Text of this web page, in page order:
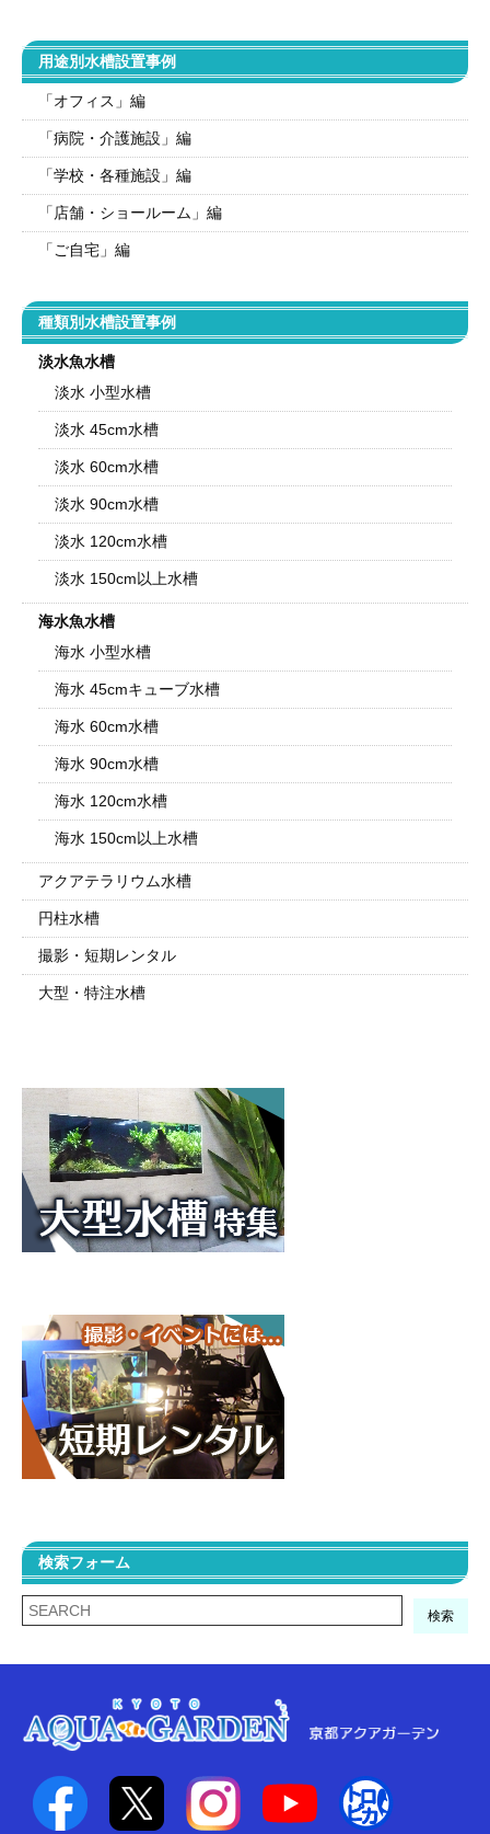
用途別水槽設置事例
「オフィス」編
「病院・介護施設」編
「学校・各種施設」編
「店舗・ショールーム」編
「ご自宅」編
種類別水槽設置事例
淡水魚水槽
淡水 小型水槽
淡水 45cm水槽
淡水 60cm水槽
淡水 90cm水槽
淡水 120cm水槽
淡水 150cm以上水槽
海水魚水槽
海水 小型水槽
海水 45cmキューブ水槽
海水 60cm水槽
海水 90cm水槽
海水 120cm水槽
海水 150cm以上水槽
アクアテラリウム水槽
円柱水槽
撮影・短期レンタル
大型・特注水槽
検索フォーム
検索